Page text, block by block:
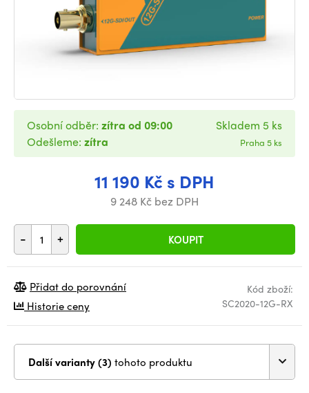
11 190 Kč s DPH
9 248 Kč bez DPH
- + KOUPIT
Osobní odběr: zítra od 09:00
Odešleme: zítra
Skladem 5 ks
Praha 5 ks
Kód zboží:
SC2020-12G-RX
Přidat do porovnání
Historie ceny
Další varianty (3) tohoto produktu